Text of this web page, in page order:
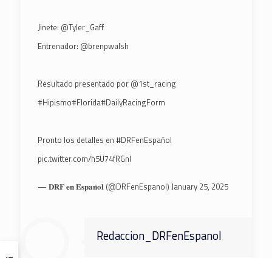
Jinete: @Tyler_Gaff
Entrenador: @brenpwalsh
Resultado presentado por @1st_racing
#Hipismo#Florida#DailyRacingForm
Pronto los detalles en#DRFenEspañol
pic.twitter.com/h5U74fRGnI
— 𝐃𝐑𝐅 𝐞𝐧 𝐄𝐬𝐩𝐚𝐧̃𝐨𝐥 (@DRFenEspanol)January 25, 2025
Redaccion_DRFenEspanol